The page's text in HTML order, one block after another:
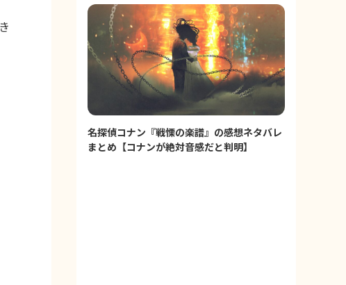
名探偵コナン『戦慄の楽譜』の感想ネタバレ
まとめ【コナンが絶対音感だと判明】